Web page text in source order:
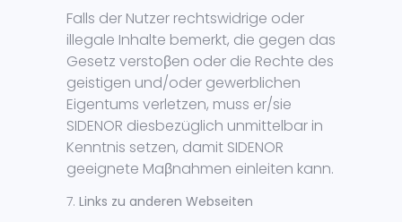
Falls der Nutzer rechtswidrige oder
illegale Inhalte bemerkt, die gegen das
Gesetz verstoβen oder die Rechte des
geistigen und/oder gewerblichen
Eigentums verletzen, muss er/sie
SIDENOR diesbezüglich unmittelbar in
Kenntnis setzen, damit SIDENOR
geeignete Maβnahmen einleiten kann.
Links zu anderen Webseiten